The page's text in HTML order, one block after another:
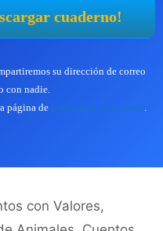
su dirección de correo
con nadie.
página de política de privacidad.
con Valores,